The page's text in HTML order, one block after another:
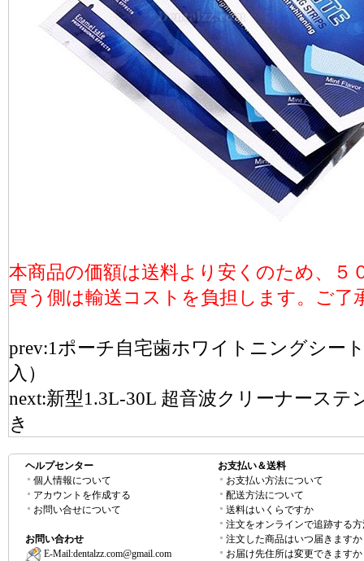
本商品の価額は送料より安くのため、５
買う側は輸送コストを負担します。ご了
prev:1ポーチ自宅歯ホワイトニングシー
入）
next:新型1.3L-30L 超音波クリーナース
き
ヘルプセンター
個人情報について
アカウントを作成する
お問い合せについて
お問い合わせ
E-Mail:dentalzz.com@gmail.com
お支払い＆送料
お支払い方法について
配送方法について
送料はいくらですか
注文をオンラインで追跡する
注文した商品はいつ届きますか
お届け先住所は変更できますか